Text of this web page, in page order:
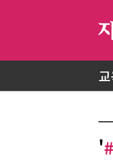
'